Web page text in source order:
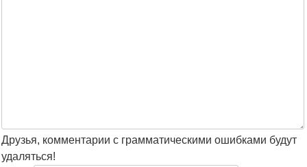
Друзья, комментарии с грамматическими ошибками будут
удаляться!